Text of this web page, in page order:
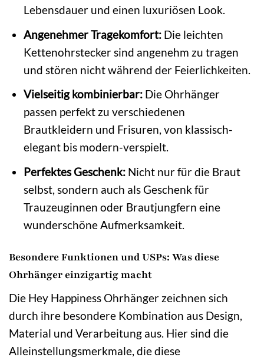
Lebensdauer und einen luxuriösen Look.
Angenehmer Tragekomfort:Die leichten
Kettenohrstecker sind angenehm zu tragen
und stören nicht während der Feierlichkeiten.
Vielseitig kombinierbar:Die Ohrhänger
passen perfekt zu verschiedenen
Brautkleidern und Frisuren, von klassisch-
elegant bis modern-verspielt.
Perfektes Geschenk:Nicht nur für die Braut
selbst, sondern auch als Geschenk für
Trauzeuginnen oder Brautjungfern eine
wunderschöne Aufmerksamkeit.
Besondere Funktionen und USPs: Was diese
Ohrhänger einzigartig macht
Die Hey Happiness Ohrhänger zeichnen sich
durch ihre besondere Kombination aus Design,
Material und Verarbeitung aus. Hier sind die
Alleinstellungsmerkmale, die diese